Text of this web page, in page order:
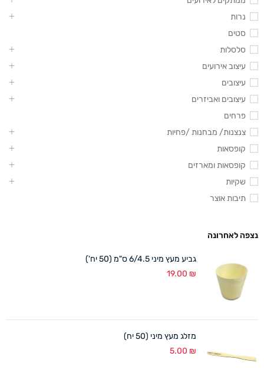
נרות
סטים
סלסלות
עיצוב אירועים
עיצובים
עיצובים ואביזרים
פרחים
צנצנות/ מבחנות /פחיות
קופסאות
קופסאות ומארזים
שקיות
תיבות אוצר
נצפה לאחרונה
גביע מעץ מיני 6/4.5 ס"מ (50 יח')
19.00 ₪
מזלג מעץ מיני (50 יח)
5.00 ₪